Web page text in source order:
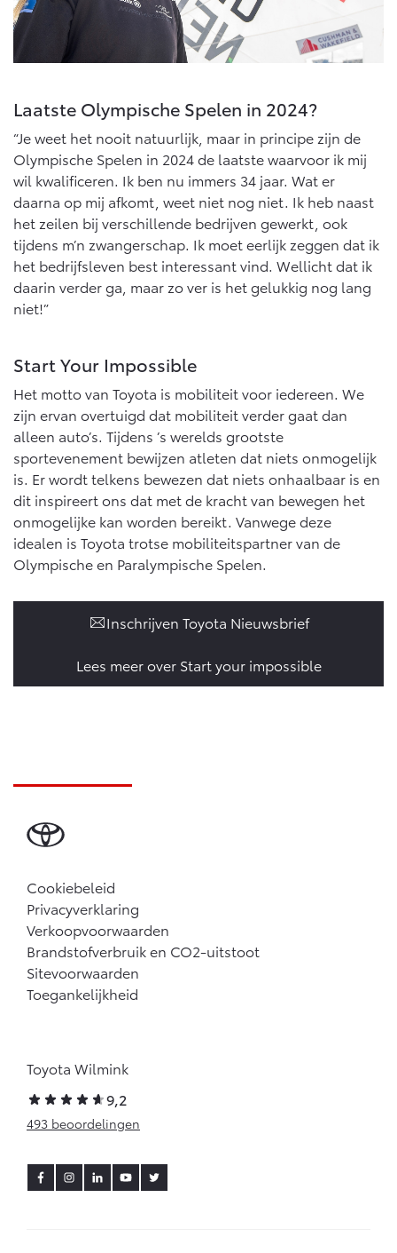
Laatste Olympische Spelen in 2024?
“Je weet het nooit natuurlijk, maar in principe zijn de
Olympische Spelen in 2024 de laatste waarvoor ik mij
wil kwalificeren. Ik ben nu immers 34 jaar. Wat er
daarna op mij afkomt, weet niet nog niet. Ik heb naast
het zeilen bij verschillende bedrijven gewerkt, ook
tijdens m’n zwangerschap. Ik moet eerlijk zeggen dat ik
het bedrijfsleven best interessant vind. Wellicht dat ik
daarin verder ga, maar zo ver is het gelukkig nog lang
niet!”
Start Your Impossible
Het motto van Toyota is mobiliteit voor iedereen. We
zijn ervan overtuigd dat mobiliteit verder gaat dan
alleen auto’s. Tijdens ’s werelds grootste
sportevenement bewijzen atleten dat niets onmogelijk
is. Er wordt telkens bewezen dat niets onhaalbaar is en
dit inspireert ons dat met de kracht van bewegen het
onmogelijke kan worden bereikt. Vanwege deze
idealen is Toyota trotse mobiliteitspartner van de
Olympische en Paralympische Spelen.
Inschrijven Toyota Nieuwsbrief
Lees meer over Start your impossible
Cookiebeleid
Privacyverklaring
Verkoopvoorwaarden
Brandstofverbruik en CO2-uitstoot
Sitevoorwaarden
Toegankelijkheid
Toyota Wilmink
9,2
493 beoordelingen